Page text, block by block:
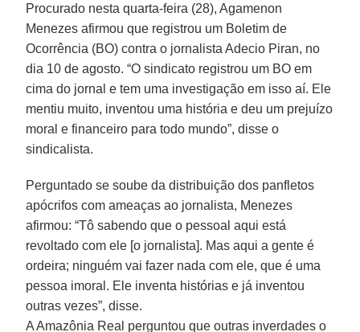
Procurado nesta quarta-feira (28), Agamenon
Menezes afirmou que registrou um Boletim de
Ocorrência (BO) contra o jornalista Adecio Piran, no
dia 10 de agosto. “O sindicato registrou um BO em
cima do jornal e tem uma investigação em isso aí. Ele
mentiu muito, inventou uma história e deu um prejuízo
moral e financeiro para todo mundo”, disse o
sindicalista.
Perguntado se soube da distribuição dos panfletos
apócrifos com ameaças ao jornalista, Menezes
afirmou: “Tô sabendo que o pessoal aqui está
revoltado com ele [o jornalista]. Mas aqui a gente é
ordeira; ninguém vai fazer nada com ele, que é uma
pessoa imoral. Ele inventa histórias e já inventou
outras vezes”, disse.
A Amazônia Real perguntou que outras inverdades o